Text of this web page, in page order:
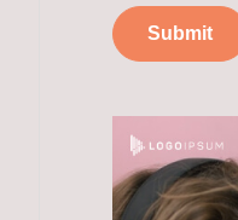
Submit